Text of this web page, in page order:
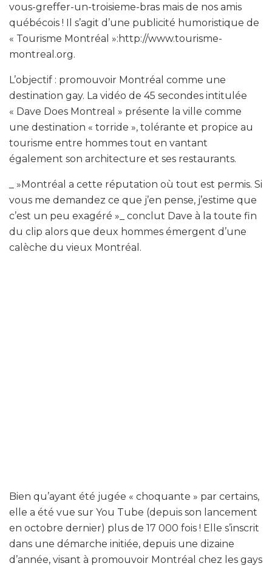
vous-greffer-un-troisieme-bras mais de nos amis
québécois ! Il s’agit d’une publicité humoristique de
« Tourisme Montréal »:http://www.tourisme-
montreal.org.
L’objectif : promouvoir Montréal comme une
destination gay. La vidéo de 45 secondes intitulée
« Dave Does Montreal » présente la ville comme
une destination « torride », tolérante et propice au
tourisme entre hommes tout en vantant
également son architecture et ses restaurants.
_ »Montréal a cette réputation où tout est permis. Si
vous me demandez ce que j’en pense, j’estime que
c’est un peu exagéré »_ conclut Dave à la toute fin
du clip alors que deux hommes émergent d’une
calèche du vieux Montréal.
Bien qu’ayant été jugée « choquante » par certains,
elle a été vue sur You Tube (depuis son lancement
en octobre dernier) plus de 17 000 fois ! Elle s’inscrit
dans une démarche initiée, depuis une dizaine
d’année, visant à promouvoir Montréal chez les gays